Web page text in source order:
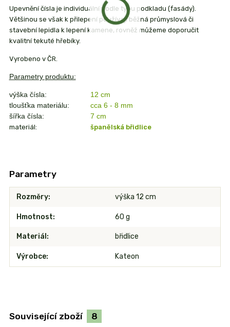
Upevnění čísla je individuální podle typu podkladu (fasády).
Většinou se však k přilepení používají běžná průmyslová či
stavební lepidla k lepení kamene, rovněž můžeme doporučit
kvalitní tekuté hřebíky.
Vyrobeno v ČR.
Parametry produktu:
výška čísla:
12 cm
tloušťka materiálu:
cca 6 - 8 mm
šířka čísla:
7 cm
materiál: španělská břidlice
Parametry
Rozměry výška 12 cm
Hmotnost 60 g
Materiál břidlice
Výrobce Kateon
Související zboží 8